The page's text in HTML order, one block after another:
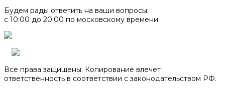
Будем рады ответить на ваши вопросы:
с 10:00 до 20:00 по московскому времени
Все права защищены. Копирование влечет
ответственность в соответствии с законодательством РФ.